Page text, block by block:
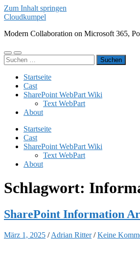
Zum Inhalt springen
Cloudkumpel
Modern Collaboration on Microsoft 365,
Mobile-
Menü
Suchfeld
ein-/ausblenden
Suchen
nach:
Startseite
Cast
SharePoint WebPart Wiki
Text WebPart
About
Startseite
Cast
SharePoint WebPart Wiki
Text WebPart
About
Schlagwort:
SharePoint Information
März 1, 2025 /Adrian Ritter /Keine